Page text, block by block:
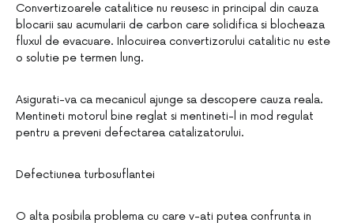
Convertizoarele catalitice nu reusesc in principal din cauza
blocarii sau acumularii de carbon care solidifica si blocheaza
fluxul de evacuare. Inlocuirea convertizorului catalitic nu este
o solutie pe termen lung.
Asigurati-va ca mecanicul ajunge sa descopere cauza reala.
Mentineti motorul bine reglat si mentineti-l in mod regulat
pentru a preveni defectarea catalizatorului.
Defectiunea turbosuflantei
O alta posibila problema cu care v-ati putea confrunta in